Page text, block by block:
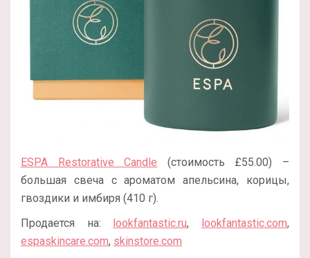
ESPA Restorative Candle (стоимость £55.00) –
большая свеча с ароматом апельсина, корицы,
гвоздики и имбиря (410 г).
Продается на: lookfantastic.ru, lookfantastic.com,
espaskincare.com, skinstore.com